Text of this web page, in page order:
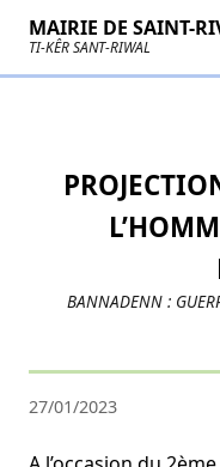
MAIRIE DE SAINT-
TI-KÊR SANT-RIWAL
BANNADENN :
27/01/2023